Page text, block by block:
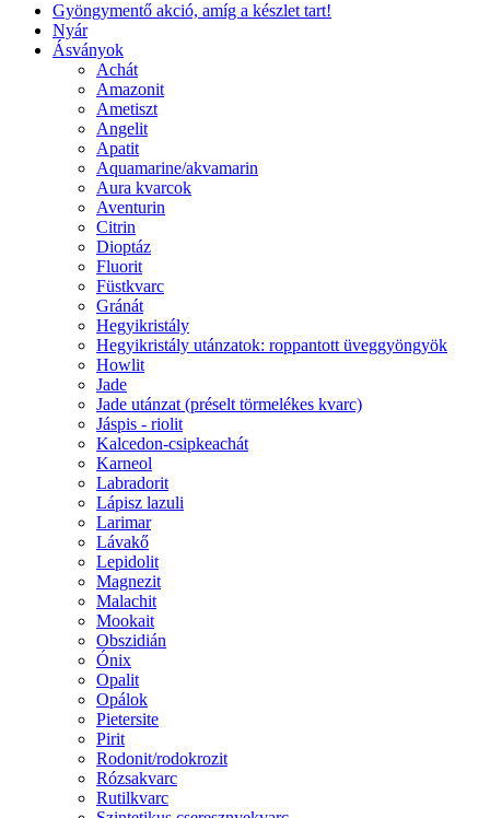
Gyöngymentő akció, amíg a készlet tart!
Nyár
Ásványok
Achát
Amazonit
Ametiszt
Angelit
Apatit
Aquamarine/akvamarin
Aura kvarcok
Aventurin
Citrin
Dioptáz
Fluorit
Füstkvarc
Gránát
Hegyikristály
Hegyikristály utánzatok: roppantott üveggyöngyök
Howlit
Jade
Jade utánzat (préselt törmelékes kvarc)
Jáspis - riolit
Kalcedon-csipkeachát
Karneol
Labradorit
Lápisz lazuli
Larimar
Lávakő
Lepidolit
Magnezit
Malachit
Mookait
Obszidián
Ónix
Opalit
Opálok
Pietersite
Pirit
Rodonit/rodokrozit
Rózsakvarc
Rutilkvarc